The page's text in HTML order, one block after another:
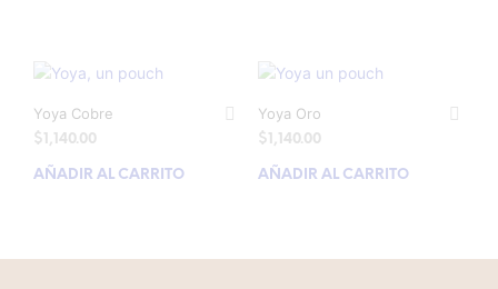
Yoya Cobre
$ 1,140.00
AÑADIR AL CARRITO
Yoya Oro
$ 1,140.00
AÑADIR AL CARRITO